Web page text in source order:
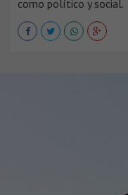
como político y social.